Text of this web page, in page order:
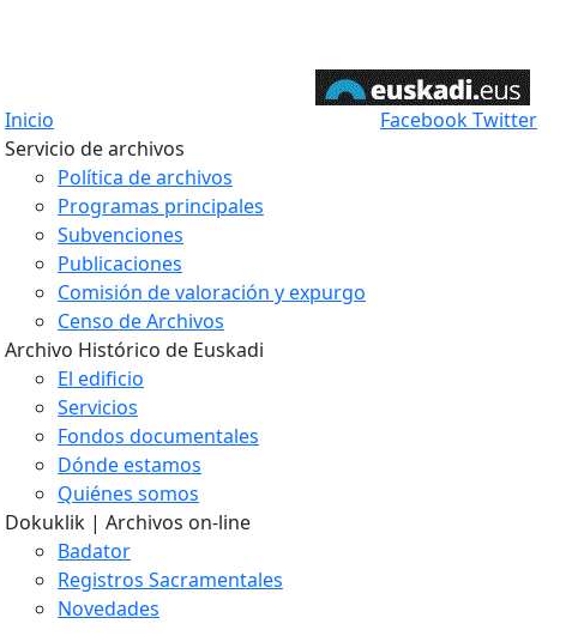
Inicio
Servicio de archivos
Política de archivos
Programas principales
Subvenciones
Publicaciones
Comisión de valoración y expurgo
Censo de Archivos
Archivo Histórico de Euskadi
El edificio
Servicios
Fondos documentales
Dónde estamos
Quiénes somos
Dokuklik | Archivos on-line
Badator
Registros Sacramentales
Novedades
FacebookTwitter